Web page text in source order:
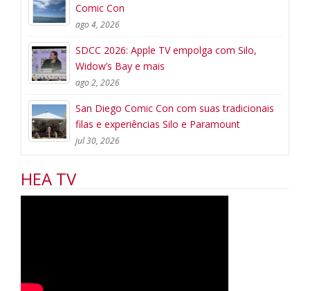
Comic Con
ago 4, 2026
SDCC 2026: Apple TV empolga com Silo,
Widow’s Bay e mais
ago 2, 2026
San Diego Comic Con com suas tradicionais
filas e experiências Silo e Paramount
jul 30, 2026
HEA TV